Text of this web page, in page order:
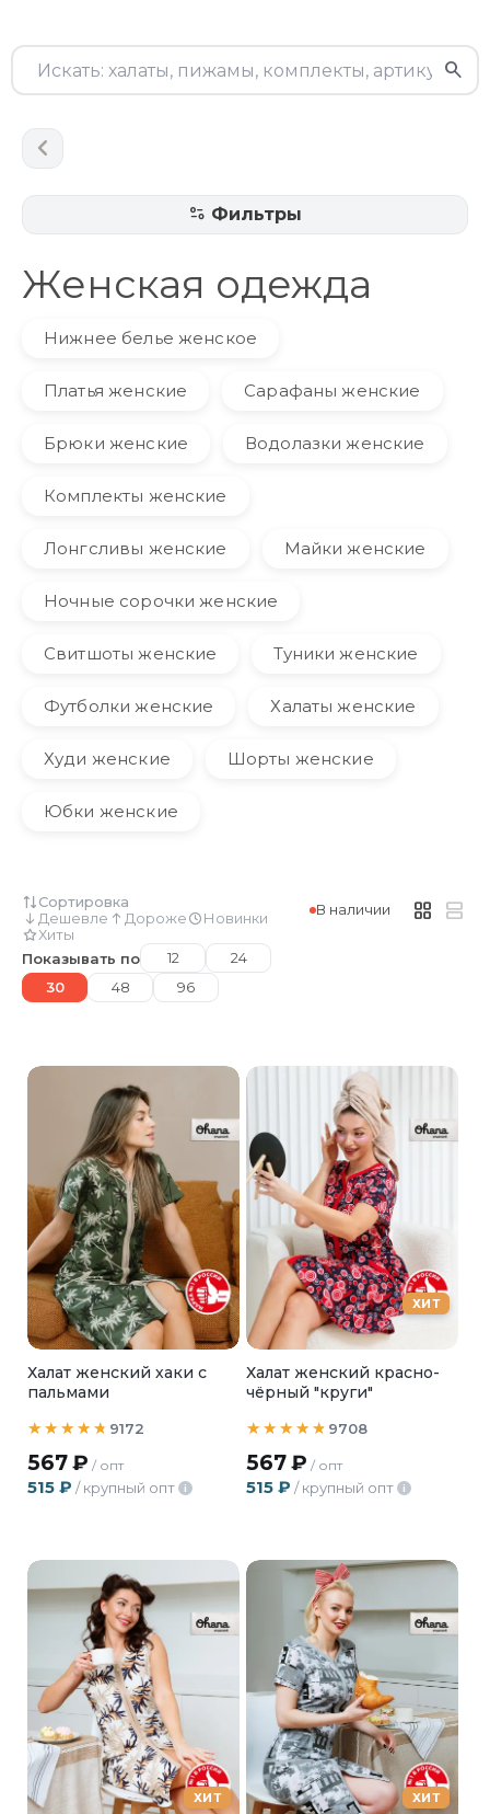
Фильтры
Женская одежда
Нижнее белье женское
Платья женские Сарафаны женские
Брюки женские Водолазки женские
Комплекты женские
Лонгсливы женские Майки женские
Ночные сорочки женские
Свитшоты женские Туники женские
Футболки женские Халаты женские
Худи женские Шорты женские
Юбки женские
В наличии
Сортировка
Дешевле
Дороже
Новинки
Хиты
Показывать по
12
24
30
48 96
Халат женский хаки с
пальмами
9172
567₽ / опт
515 ₽ / крупный опт i
ХИТ
Халат женский красно-
чёрный "круги"
9708
567₽ / опт
515 ₽ / крупный опт i
ХИТ ХИТ